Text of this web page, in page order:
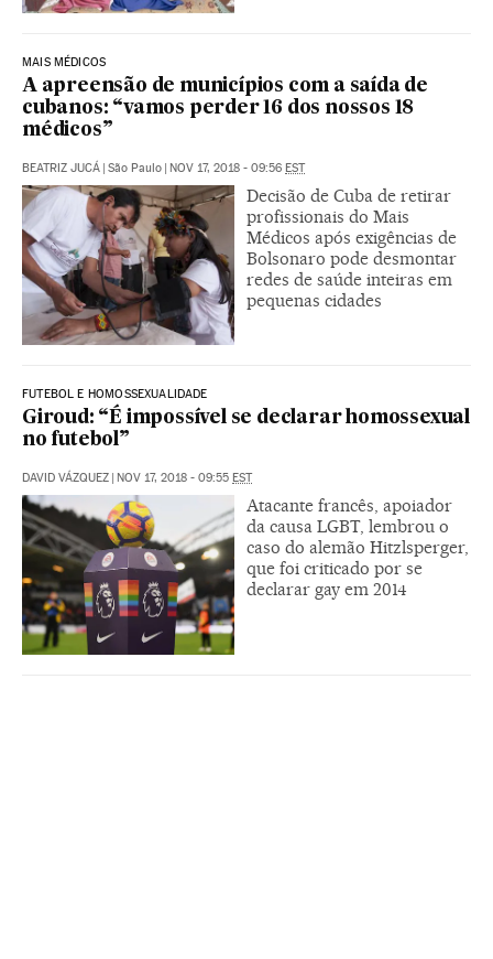
MAIS MÉDICOS
A apreensão de municípios com a saída de
cubanos: “vamos perder 16 dos nossos 18
médicos”
BEATRIZ JUCÁ | São Paulo | NOV 17, 2018 - 09:56 EST
Decisão de Cuba de retirar
profissionais do Mais
Médicos após exigências de
Bolsonaro pode desmontar
redes de saúde inteiras em
pequenas cidades
FUTEBOL E HOMOSSEXUALIDADE
Giroud: “É impossível se declarar homossexual
no futebol”
DAVID VÁZQUEZ | NOV 17, 2018 - 09:55 EST
Atacante francês, apoiador
da causa LGBT, lembrou o
caso do alemão Hitzlsperger,
que foi criticado por se
declarar gay em 2014